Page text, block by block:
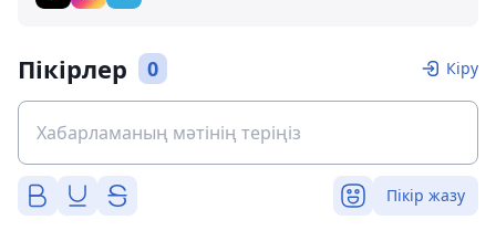
Пікірлер 0 Кіру
Пікір жазу